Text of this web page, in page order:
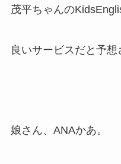
茂平ちゃんの
良いサービスだと予想
娘さん、ANAかあ。